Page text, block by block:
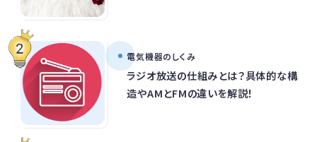
電気機器のしくみ
ラジオ放送の仕組みとは？具体的な構
造やAMとFMの違いを解説！